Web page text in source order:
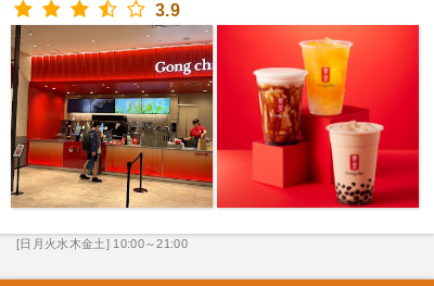
3.9
[日月火水木金土] 10:00～21:00